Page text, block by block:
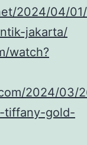
2024/04/
jakarta/
watch?
2024/03/
tiffany-gold-